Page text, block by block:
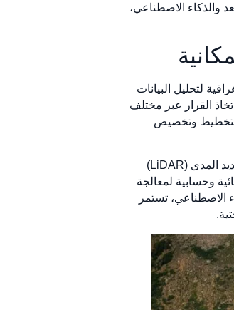
والذكاء الاصطناعي،
لتحليل البيانات
القرار عبر مختلف
التخطيط وتخصيص
في جوهرها، تستفيد الهندسة الجغرافية المكانية من التقنيات المتقدمة مثل أنظمة تحديد المواقع العالمية (GPS) واكتشاف الضوء وتحديد المدى (LiDAR)
وحسابية لمعالجة
الاصطناعي، تستمر